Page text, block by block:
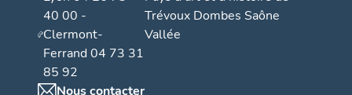
40 00 -
Clermont-
Ferrand 04 73 31
85 92
Nous contacter
Trévoux Dombes Saône
Vallée